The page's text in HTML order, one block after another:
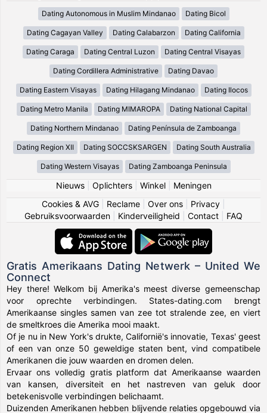
Dating Autonomous in Muslim Mindanao Dating Bicol
Dating Cagayan Valley Dating Calabarzon Dating California
Dating Caraga Dating Central Luzon Dating Central Visayas
Dating Cordillera Administrative Dating Davao
Dating Eastern Visayas Dating Hilagang Mindanao Dating Ilocos
Dating Metro Manila Dating MIMAROPA Dating National Capital
Dating Northern Mindanao Dating Península de Zamboanga
Dating Region XII Dating SOCCSKSARGEN Dating South Australia
Dating Western Visayas Dating Zamboanga Peninsula
Nieuws| Oplichters| Winkel| Meningen
Cookies & AVG
Reclame Over ons Privacy
Gebruiksvoorwaarden
Kinderveiligheid Contact FAQ
Gratis Amerikaans Dating Netwerk – United We
Connect
Hey there! Welkom bij Amerika's meest diverse gemeenschap
voor oprechte verbindingen. States-dating.com brengt
Amerikaanse singles samen van zee tot stralende zee, en viert
de smeltkroes die Amerika mooi maakt.
Of je nu in New York's drukte, Californië's innovatie, Texas' geest
of een van onze 50 geweldige staten bent, vind compatibele
Amerikanen die jouw waarden en dromen delen.
Ervaar ons volledig gratis platform dat Amerikaanse waarden
van kansen, diversiteit en het nastreven van geluk door
betekenisvolle verbindingen belichaamt.
Duizenden Amerikanen hebben blijvende relaties opgebouwd via